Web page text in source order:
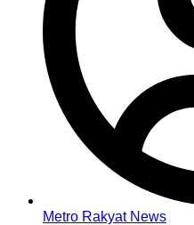
Metro Rakyat News